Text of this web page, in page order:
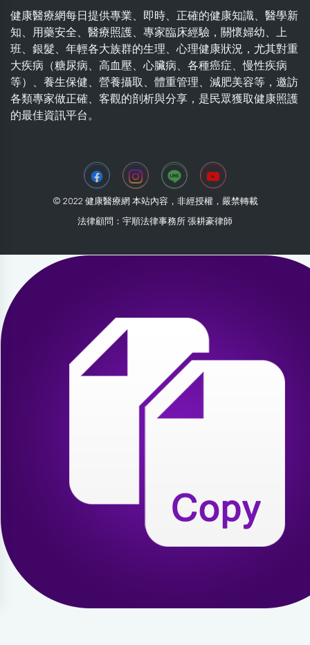
健康醫療網每日提供專業、即時、正確的健康知識、醫學新
知、用藥安全、醫療照護、專家臨床經驗，關懷婦幼、上
班、銀髮、年輕各大族群的生理、心理健康狀況，尤其對重
大疾病（糖尿病、高血壓、心臟病、各種癌症、慢性疾病
等）、養生保健、營養攝取、體重管理、減肥美容等，邀訪
各類專家做正確、客觀的剖析與分享，是民眾獲取健康照護
的最佳資訊平台。
© 2022 健康醫療網 本站內容，非經授權，嚴禁轉載
法律顧問：宇順法律事務所 張耕豪律師